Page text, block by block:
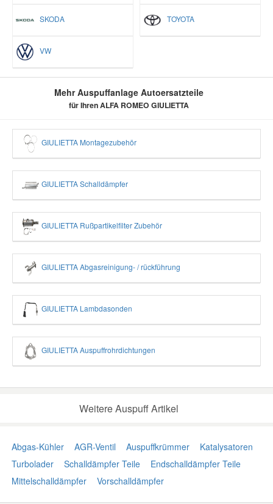
SKODA TOYOTA
VW
Mehr Auspuffanlage Autoersatzteile
für Ihren ALFA ROMEO GIULIETTA
GIULIETTA Montagezubehör
GIULIETTA Schalldämpfer
GIULIETTA Rußpartikelfilter Zubehör
GIULIETTA Abgasreinigung- / rückführung
GIULIETTA Lambdasonden
GIULIETTA Auspuffrohrdichtungen
Weitere Auspuff Artikel
Abgas-Kühler AGR-Ventil Auspuffkrümmer
Katalysatoren
Turbolader
Schalldämpfer Teile
Endschalldämpfer Teile
Mittelschalldämpfer
Vorschalldämpfer